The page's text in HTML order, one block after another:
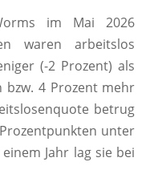
im Mai 2026
waren arbeitslos
(-2 Prozent) als
bzw. 4 Prozent mehr
betrug
unter
Jahr lag sie bei